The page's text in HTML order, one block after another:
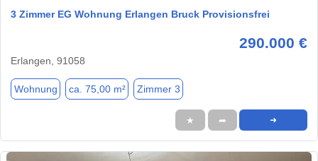
3 Zimmer EG Wohnung Erlangen Bruck Provisionsfrei
290.000 €
Erlangen, 91058
Wohnung ca. 75,00 m² Zimmer 3
★ ➦ ➜